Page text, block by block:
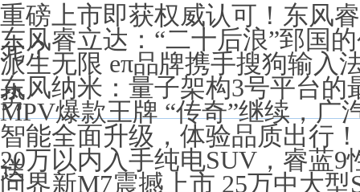
重磅上市即获权威认可！东风
元？
东风睿立达：“二十后浪”郅国
派生无限 eπ品牌携手搜狗输入
势
东风纳米：量子架构3号平台的
MPV爆款王牌 “传奇”继续，广
智能全面升级，体验品质出行
送
20万以内入手纯电SUV，睿蓝9
问界新M7震撼上市 25万中大型